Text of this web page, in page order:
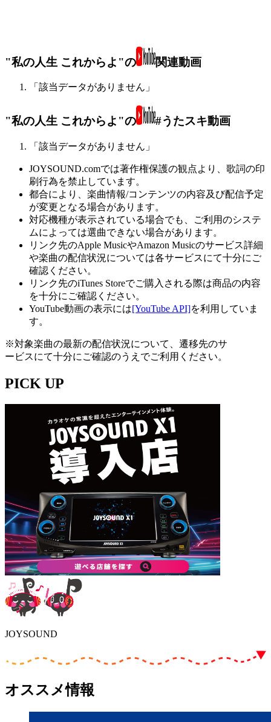
"私の人生 これからよ"の 関連動画
「該当データがありません」
"私の人生 これからよ"の #うたスキ動画
「該当データがありません」
JOYSOUND.comでは著作権保護の観点より、歌詞の印
刷行為を禁止しています。
都合により、楽曲情報/コンテンツの内容及び配信予定
が変更となる場合があります。
対応機種が表示されている場合でも、ご利用のシステ
ムによっては選曲できない場合があります。
リンク先のApple MusicやAmazon Musicのサービス詳細
や楽曲の配信状況については各サービスにて十分にご
確認ください。
リンク先のiTunes Storeでご購入される際は商品の内容
を十分にご確認ください。
YouTube動画の表示には[YouTube API]を利用していま
す。
※対象楽曲の最新の配信状況について、遷移先のサ
ービスにて十分にご確認のうえでご利用ください。
PICK UP
JOYSOUND
オススメ情報